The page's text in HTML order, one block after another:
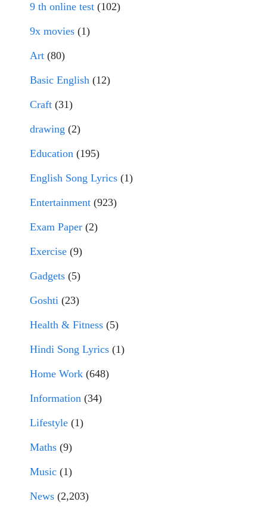
9 th online test (102)
9x movies (1)
Art (80)
Basic English (12)
Craft (31)
drawing (2)
Education (195)
English Song Lyrics (1)
Entertainment (923)
Exam Paper (2)
Exercise (9)
Gadgets (5)
Goshti (23)
Health & Fitness (5)
Hindi Song Lyrics (1)
Home Work (648)
Information (34)
Lifestyle (1)
Maths (9)
Music (1)
News (2,203)